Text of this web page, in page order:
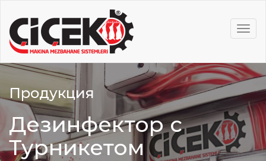
Продукция
Дезинфектор с
Турникетом